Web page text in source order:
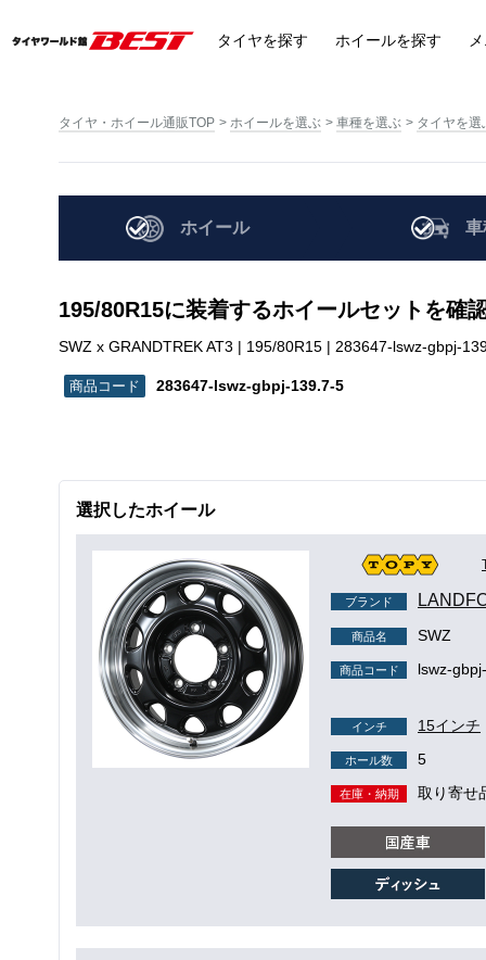
タイヤを探す ホイールを探す
タイヤ・ホイール通販TOP ホイールを選ぶ 車種を選ぶ タイヤを選
ホイール 車
195/80R15に装着するホイールセットを確
SWZ x GRANDTREK AT3 | 195/80R15 | 283647-lswz-gbpj-
283647-lswz-gbpj-139.7-5
選択したホイール
ブランド
商品名 SWZ
商品コード lswz-
インチ 15インチ
ホール数 5
在庫・納期 取り寄せ